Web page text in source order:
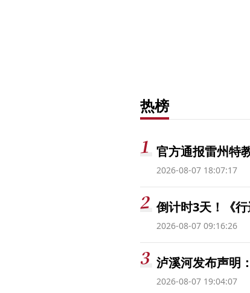
热榜
官方通报雷州特
2026-08-07 18:07:17
倒计时3天！《
2026-08-07 09:16:26
泸溪河发布声明
2026-08-07 19:04:07